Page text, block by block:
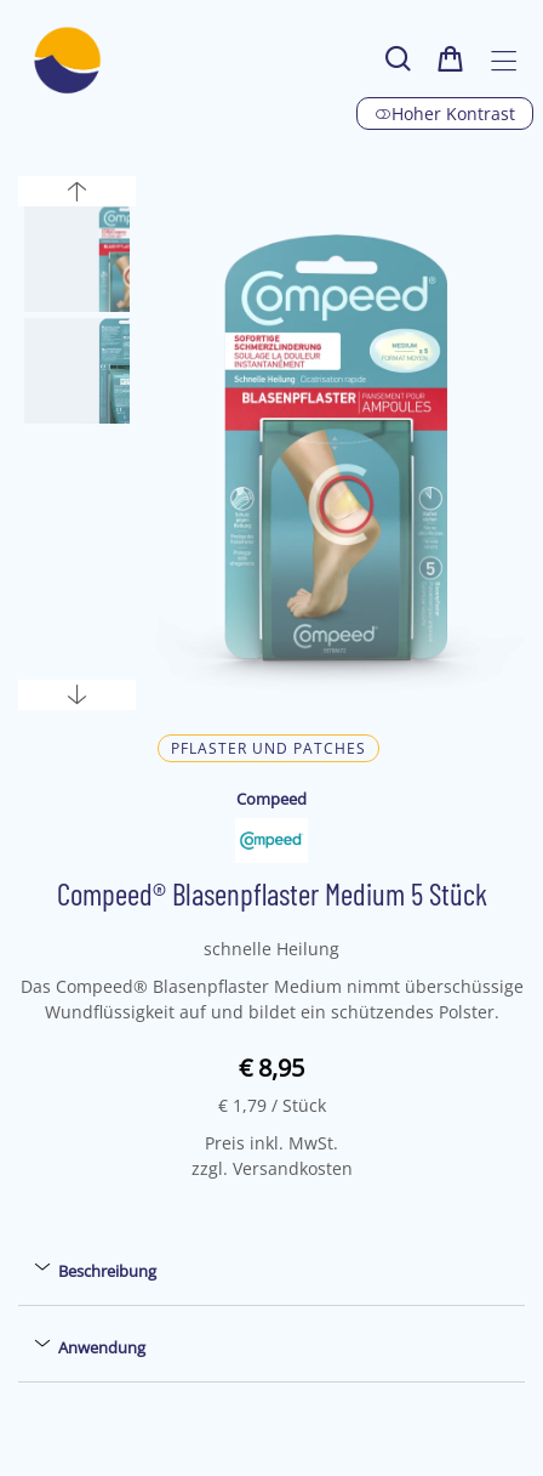
Hoher Kontrast
PFLASTER UND PATCHES
Compeed
Compeed® Blasenpflaster Medium 5 Stück
schnelle Heilung
Das Compeed® Blasenpflaster Medium nimmt überschüssige
Wundflüssigkeit auf und bildet ein schützendes Polster.
€ 8,95
€ 1,79 / Stück
Preis inkl. MwSt.
zzgl. Versandkosten
Beschreibung
Anwendung